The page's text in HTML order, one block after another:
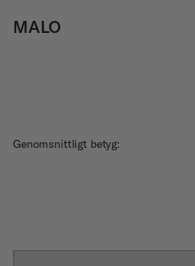
MALO
Genomsnittligt betyg: